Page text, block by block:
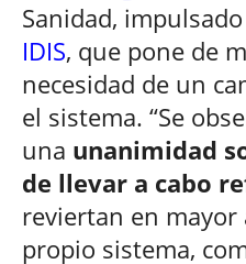
Sanidad,
IDIS, que pone de
necesidad de un
el sistema. “Se
una unanimidad
de llevar a cabo
reviertan en mayor
propio sistema,